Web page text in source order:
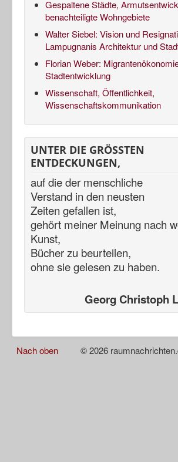
Gespaltene Städte,
benachteiligte Wohngebiete
Walter Siebel: Vision und
Lampugnanis Architektur und
Florian Weber:
Stadtentwicklung
Wissenschaft, Öffentlichkeit,
Wissenschaftskommunikation
UNTER DIE GRÖSSTEN
ENTDECKUNGEN,
auf die der menschliche
Verstand in den neusten
Zeiten gefallen ist,
gehört meiner Meinung nach
Kunst,
Bücher zu beurteilen,
ohne sie gelesen zu haben.
Georg Christoph
Nach oben © 2026